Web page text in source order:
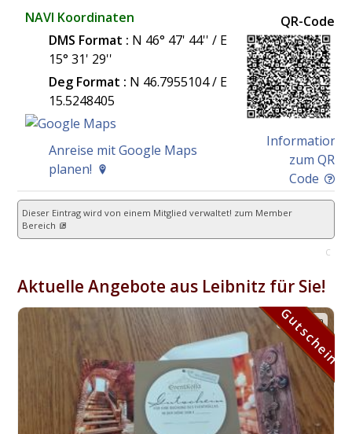
NAVI Koordinaten
DMS Format : N 46° 47' 44'' / E
15° 31' 29''
Deg Format : N 46.7955104/ E
15.5248405
Anreise mit Google Maps
planen!
QR-Code
Information
zum QR
Code
Dieser Eintrag wird von einem Mitglied verwaltet! zum Member
Bereich
C
Aktuelle Angebote aus Leibnitz für Sie!
Gutschein
Gutschein